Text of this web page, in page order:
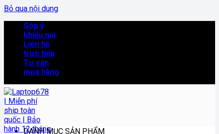
Bỏ qua nội dung
Góp ý
khiếu nại
Liên hệ
trực tiếp
Tư vấn
mua hàng
DANH MỤC SẢN PHẨM